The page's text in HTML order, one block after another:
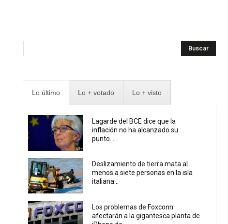
Buscar
Lo último Lo + votado Lo + visto
Lagarde del BCE dice que la
inflación no ha alcanzado su
punto...
Deslizamiento de tierra mata al
menos a siete personas en la isla
italiana...
Los problemas de Foxconn
afectarán a la gigantesca planta de